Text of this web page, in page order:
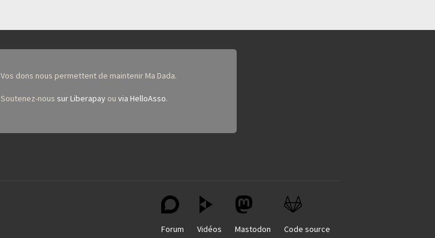
Vos dons nous permettent de maintenir Ma Dada.
Soutenez-nous sur Liberapayou via HelloAsso.
Code source
Mastodon
Vidéos
Forum